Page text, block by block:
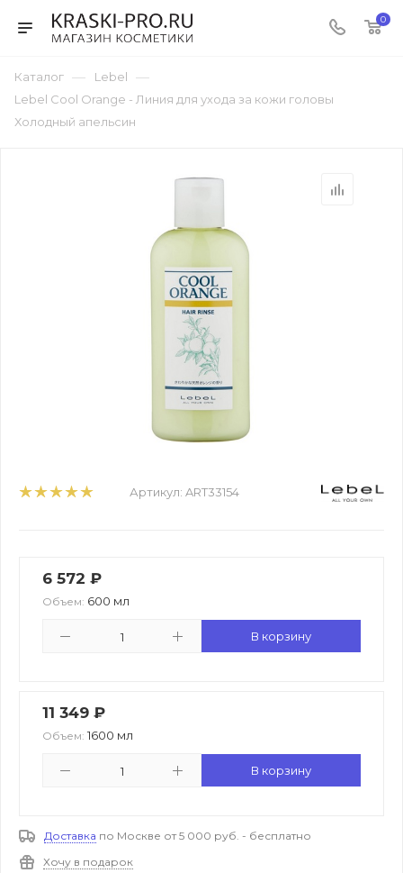
0
Каталог — Lebel —
Lebel Cool Orange - Линия для ухода за кожи головы
Холодный апельсин
Артикул: ART33154
6 572 ₽
Объем: 600 мл
В корзину
11 349 ₽
Объем: 1600 мл
В корзину
Доставка по Москве от 5 000 руб. - бесплатно
Хочу в подарок